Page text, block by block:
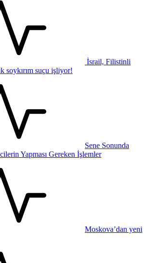
İsrail, Filistinli
soykırım suçu işliyor!
Sene Sonunda
Yapması Gereken İşlemler
Moskova’dan yeni